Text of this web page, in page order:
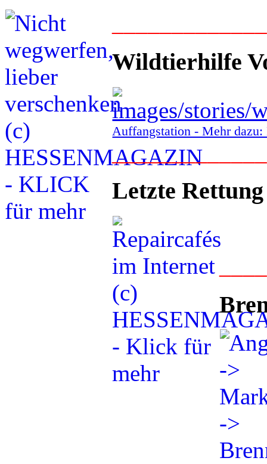
Wildtierhilfe
Auffangstation - Mehr
Letzte